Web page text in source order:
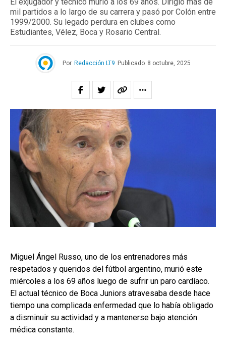
El exjugador y técnico murió a los 69 años. Dirigió más de
mil partidos a lo largo de su carrera y pasó por Colón entre
1999/2000. Su legado perdura en clubes como
Estudiantes, Vélez, Boca y Rosario Central.
Por Redacción LT9 Publicado 8 octubre, 2025
Miguel Ángel Russo, uno de los entrenadores más
respetados y queridos del fútbol argentino, murió este
miércoles a los 69 años luego de sufrir un paro cardíaco.
El actual técnico de Boca Juniors atravesaba desde hace
tiempo una complicada enfermedad que lo había obligado
a disminuir su actividad y a mantenerse bajo atención
médica constante.